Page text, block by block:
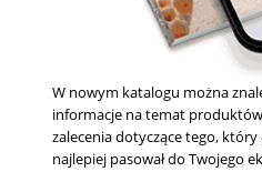
W nowym katalogu można
informacje na temat
zalecenia dotyczące tego,
najlepiej pasował do Twojego